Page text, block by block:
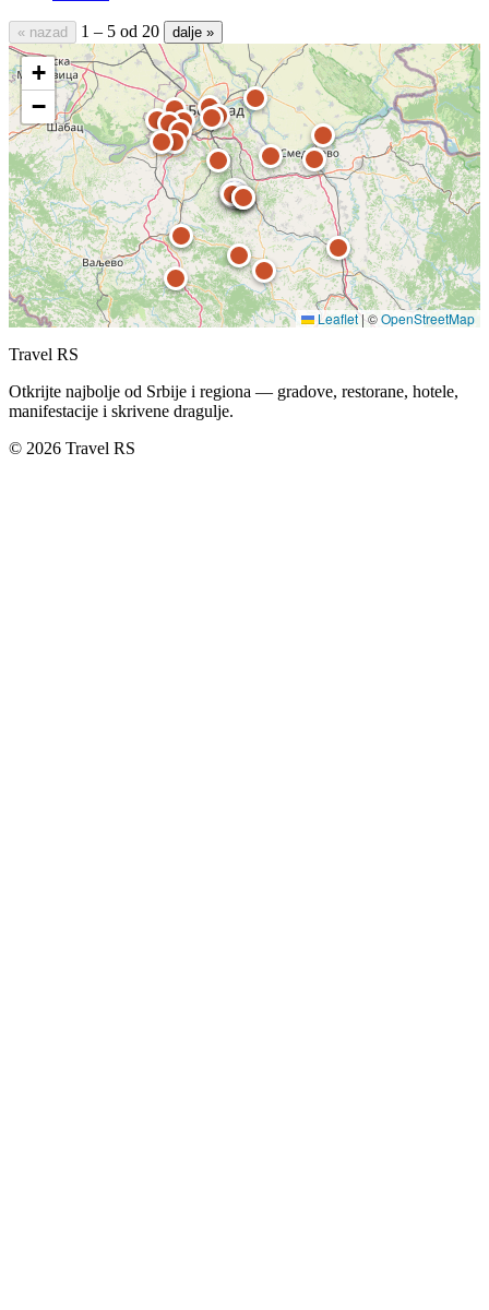
« nazad 1 – 5 od 20 dalje »
+
−
Leaflet|©OpenStreetMap
Travel RS
Otkrijte najbolje od Srbije i regiona — gradove, restorane, hotele,
manifestacije i skrivene dragulje.
© 2026 Travel RS